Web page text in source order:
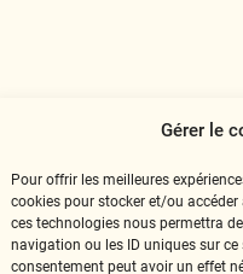
Gérer le
Pour offrir les meilleures
cookies pour stocker et/ou
ces technologies nous permettra
navigation ou les ID uniques sur
consentement peut avoir un effet